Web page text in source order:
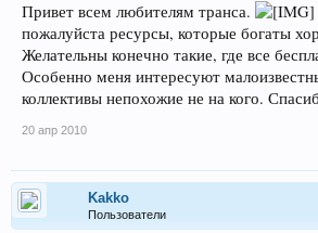
Привет всем любителям транса.
пожалуйста ресурсы, которые богаты
Желательны конечно такие, где все
Особенно меня интересуют
коллективы непохожие не на кого.
20 апр 2010
Kakko
Пользователи